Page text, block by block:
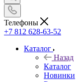
Телефоны
+7 812 628-63-52
Каталог
Назад
Каталог
Новинки